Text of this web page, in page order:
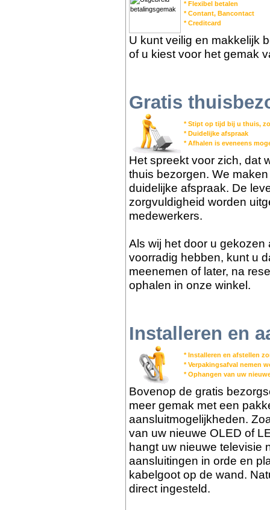
* Flexibel betalen
* Contant, Bancontact
* Creditcard
U kunt veilig en makkelijk
of u kiest voor het gemak
Gratis
* Stipt op tijd bij u thuis,
* Duidelijke afspraak
* Afhalen is eveneens
Het spreekt voor zich, dat
thuis bezorgen. We
duidelijke afspraak. De
zorgvuldigheid worden
medewerkers.
Als wij het door u gekozen
voorradig hebben, kunt u
meenemen of later, na
ophalen in onze winkel.
Installeren en
* Installeren en afstellen
* Verpakingsafval nemen
* Ophangen van uw
Bovenop de gratis
meer gemak met een
aansluitmogelijkheden.
van uw nieuwe OLED of
hangt uw nieuwe televisie
aansluitingen in orde en
kabelgoot op de wand.
direct ingesteld.